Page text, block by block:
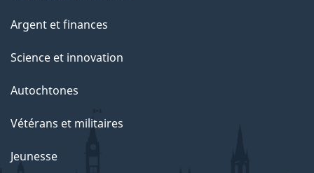
Argent et finances
Science et innovation
Autochtones
Vétérans et militaires
Jeunesse